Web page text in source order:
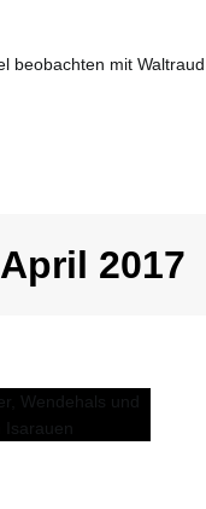
April 2017